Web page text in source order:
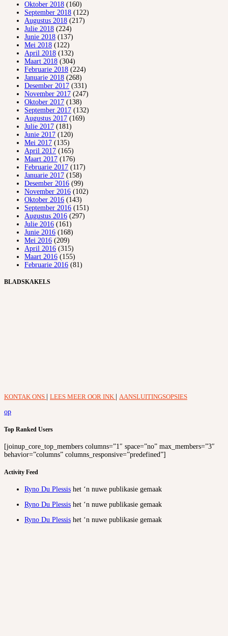
Oktober 2018 (160)
September 2018 (122)
Augustus 2018 (217)
Julie 2018 (224)
Junie 2018 (137)
Mei 2018 (122)
April 2018 (132)
Maart 2018 (304)
Februarie 2018 (224)
Januarie 2018 (268)
Desember 2017 (331)
November 2017 (247)
Oktober 2017 (138)
September 2017 (132)
Augustus 2017 (169)
Julie 2017 (181)
Junie 2017 (120)
Mei 2017 (135)
April 2017 (165)
Maart 2017 (176)
Februarie 2017 (117)
Januarie 2017 (158)
Desember 2016 (99)
November 2016 (102)
Oktober 2016 (143)
September 2016 (151)
Augustus 2016 (297)
Julie 2016 (161)
Junie 2016 (168)
Mei 2016 (209)
April 2016 (315)
Maart 2016 (155)
Februarie 2016 (81)
BLADSKAKELS
KONTAK ONS LEES MEER OOR INK
AANSLUITINGSOPSIES
op
Top Ranked Users
[joinup_core_top_members columns=”1″ space=”no” max_members=”3″
behavior=”columns” columns_responsive=”predefined”]
Activity Feed
Ryno Du Plessis het ‘n nuwe publikasie gemaak
Ryno Du Plessis het ‘n nuwe publikasie gemaak
Ryno Du Plessis het ‘n nuwe publikasie gemaak